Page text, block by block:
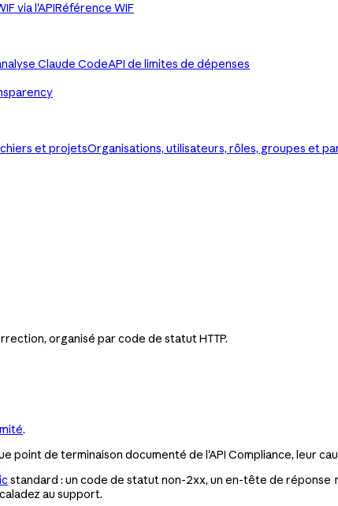
via l'APIRéférence WIF
Claude CodeAPI de limites de dépenses
et projetsOrganisations, utilisateurs, rôles, groupes et
organisé par code de statut HTTP.
.
de terminaison documenté de l'API Compliance, leur
standard : un code de statut non-2xx, un en-tête de réponse
au support.